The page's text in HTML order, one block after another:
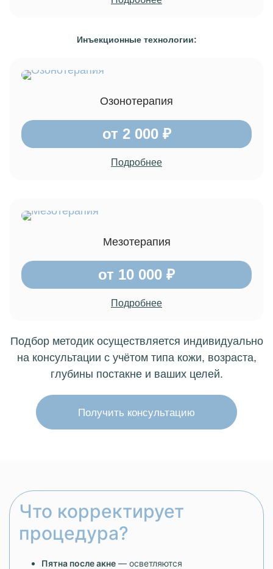
Инъекционные технологии:
Озонотерапия
от 2 000 ₽
Подробнее
Мезотерапия
от 10 000 ₽
Подробнее
Подбор методик осуществляется индивидуально
на консультации с учётом типа кожи, возраста,
глубины постакне и ваших целей.
Получить консультацию
Что корректирует
процедура?
Пятна после акне — осветляются